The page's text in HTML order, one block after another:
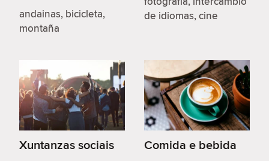
andainas, bicicleta,
montaña
de idiomas, cine
Xuntanzas sociais Comida e bebida